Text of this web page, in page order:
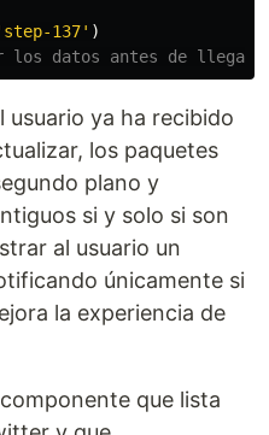
step-137' )
los datos antes de llegar
usuario ya ha recibido
los paquetes
plano y
si y solo si son
al usuario un
únicamente si
la experiencia de
que lista